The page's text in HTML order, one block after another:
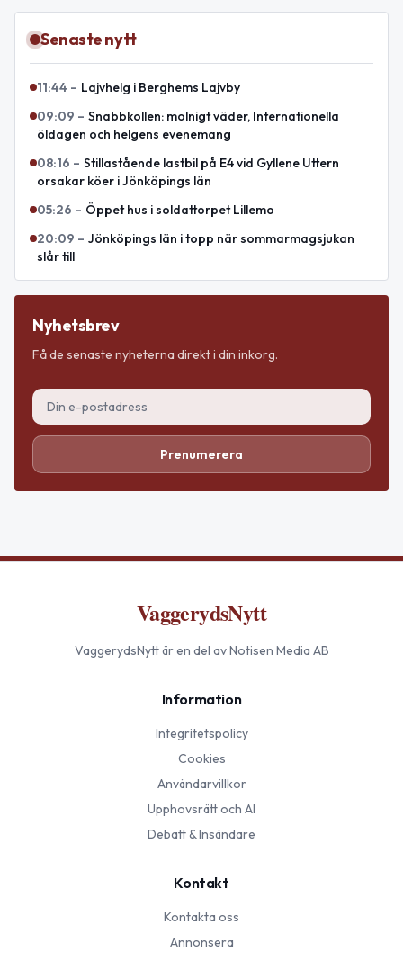
Senaste nytt
11:44 – Lajvhelg i Berghems Lajvby
09:09 – Snabbkollen: molnigt väder, Internationella
öldagen och helgens evenemang
08:16 – Stillastående lastbil på E4 vid Gyllene Uttern
orsakar köer i Jönköpings län
05:26 – Öppet hus i soldattorpet Lillemo
20:09 – Jönköpings län i topp när sommarmagsjukan
slår till
Nyhetsbrev
Få de senaste nyheterna direkt i din inkorg.
Prenumerera
VaggerydsNytt
VaggerydsNyttär en del av Notisen Media AB
Information
Integritetspolicy
Cookies
Användarvillkor
Upphovsrätt och AI
Debatt & Insändare
Kontakt
Kontakta oss
Annonsera